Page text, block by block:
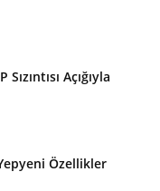
Açığıyla
Özellikler